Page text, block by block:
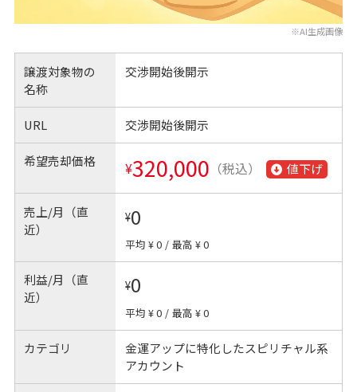
※AI生成画像
譲渡対象物の
名称
交渉開始後開示
URL 交渉開始後開示
希望売却価格 ¥320,000 （税込） 値下げ
売上/月（直
近）
¥0
平均 ¥ 0 / 最高 ¥ 0
利益/月（直
近）
¥0
平均 ¥ 0 / 最高 ¥ 0
カテゴリ
金運アップに特化したスピリチャル系
アカウント